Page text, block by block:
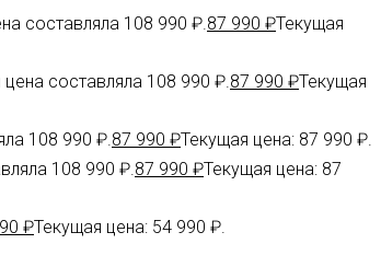
составляла 108 990 ₽. 87 990 ₽Текущая
составляла 108 990 ₽. 87 990 ₽Текущая
108 990 ₽. 87 990 ₽Текущая цена: 87 990 ₽.
108 990 ₽. 87 990 ₽Текущая цена: 87
₽Текущая цена: 54 990 ₽.